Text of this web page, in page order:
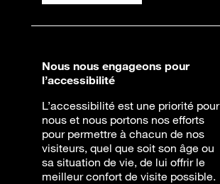
Nous nous engageons pour
l’accessibilité
L’accessibilité est une priorité pour
nous et nous portons nos efforts
pour permettre à chacun de nos
visiteurs, quel que soit son âge ou
sa situation de vie, de lui offrir le
meilleur confort de visite possible.